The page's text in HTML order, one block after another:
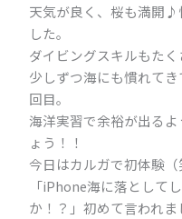
天気が良く、桜も満開♪
した。
ダイビングスキルもたく
少しずつ海にも慣れて
回目。
海洋実習で余裕が出る
ょう！！
今日はカルガで初体験（
「iPhone海に落として
か！？」初めて言われま